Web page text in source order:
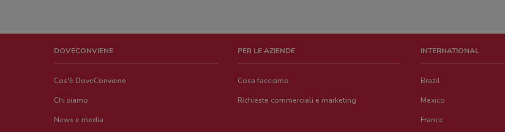
DOVECONVIENE
Cos'è DoveConviene
Chi siamo
News e media
PER LE AZIENDE
Cosa facciamo
Richieste commerciali e marketing
INTERNATIONAL
Brazil
Mexico
France